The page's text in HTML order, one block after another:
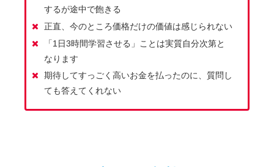
するが途中で飽きる
正直、今のところ価格だけの価値は感じられない
「1日3時間学習させる」ことは実質自分次第と
なります
期待してすっごく高いお金を払ったのに、質問し
ても答えてくれない